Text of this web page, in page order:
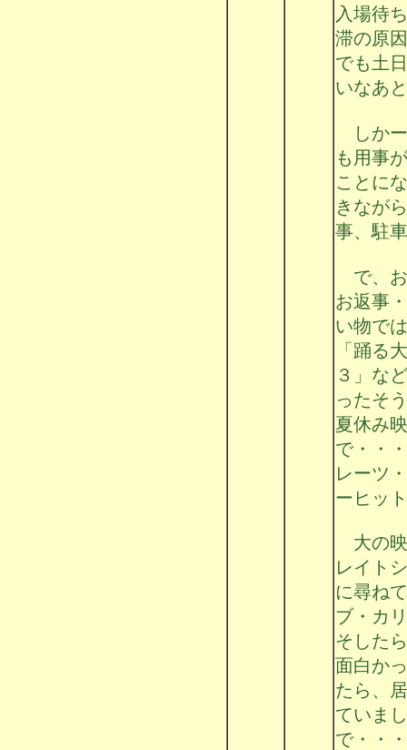
入場待
滞の原
でも土
いなあ
しかー
も用事
ことに
きなが
事、駐
で、お
お返事
い物で
「踊る
３」な
ったそ
夏休み
で・・
レーツ
ーヒッ
大の映
レイト
に尋ね
ブ・カ
そした
面白か
たら、
ていま
で・・